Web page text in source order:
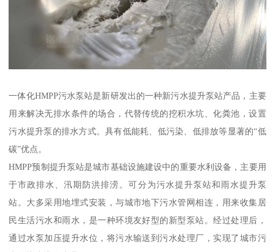
一体化HMPP污水泵站是新研发出的一种新污水提升泵站产品，主要
用来解决无排水条件的场合，代替传统的挖积水坑、化粪池，设置
污水提升泵的排水方式。具有低能耗、低污染、低排放等显著的“低
碳”优点。
HMPP预制提升泵站是城市基础设施建设中的重要水利设备，主要用
于市政排水、汛期防洪排涝。可分为污水提升泵站和雨水提升泵
站。大多采用地埋式安装，与城市地下污水管网相连，用来收集居
民生活污水和雨水，是一种环境友好型的新型泵站。经过处理后，
通过水泵加压提升水位，将污水输送到污水处理厂，实现了城市污